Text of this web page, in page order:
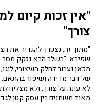
"אין זכות קיום
צורך"
"מתוך זה, נצטרך להגדיר את
שפירא. "בשלב הבא נזקק מסר
מכאן נעבור לחלק העיצובי,
של דבר מדידה ושיפור בהתאם.
לא עונה על צורך, ולא מצליח
מאוד משתנים בין עסק קטן